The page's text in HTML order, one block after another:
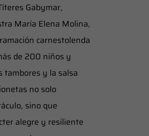
Gabymar,
María Elena Molina,
carnestolenda
de 200 niños y
tambores y la salsa
no solo
sino que
alegre y resiliente